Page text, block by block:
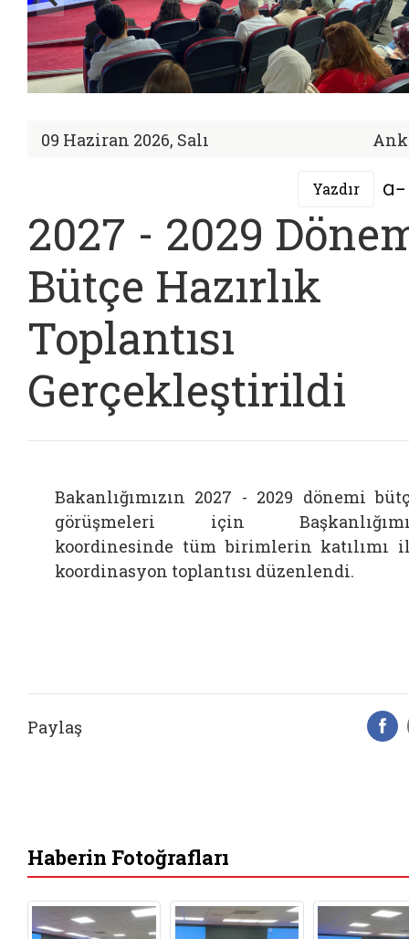
09 Haziran 2026, Salı
Yazdır
2027 - 2029
Bütçe Hazırlık
Toplantısı
Gerçekleştirildi
Bakanlığımızın 2027 - 2029 dönemi
görüşmeleri için
koordinesinde tüm birimlerin katılımı
koordinasyon toplantısı düzenlendi.
Paylaş
Haberin Fotoğrafları